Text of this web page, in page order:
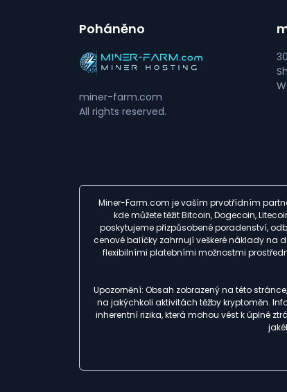
Poháněno
miner-farm.com
All rights reserved.
Miner-Farm.com je vaším prvotřídním
kde můžete těžit Bitcoin, Dogecoin,
poskytujeme přizpůsobené poradenství,
cenové balíčky zahrnují veškeré náklady na
flexibilními platebními možnostmi
Upozornění: Obsah zobrazený na této
na jakýchkoli aktivitách těžby kryptoměn.
inherentní rizika, která mohou vést k úplné